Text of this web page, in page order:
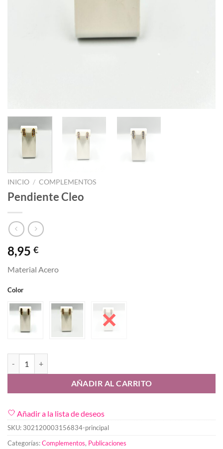
INICIO / COMPLEMENTOS
Pendiente Cleo
8,95 €
Material Acero
Color
AÑADIR AL CARRITO
Añadir a la lista de deseos
SKU: 302120003156834-principal
Categorías:Complementos, Publicaciones